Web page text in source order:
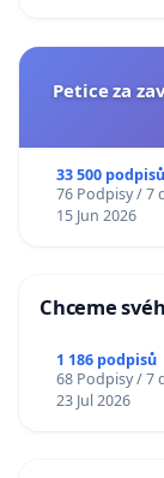
Petice za
33 500 podpisů
76 Podpisy / 7
15 Jun 2026
Chceme
1 186 podpisů
68 Podpisy / 7
23 Jul 2026